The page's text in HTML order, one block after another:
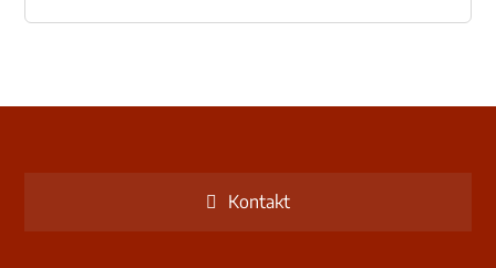
Kontakt